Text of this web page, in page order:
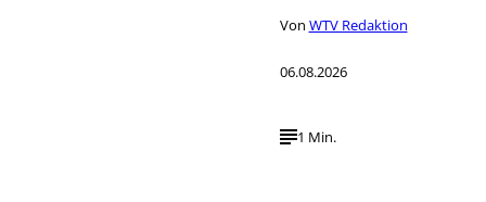
Von WTV Redaktion
06.08.2026
1 Min.